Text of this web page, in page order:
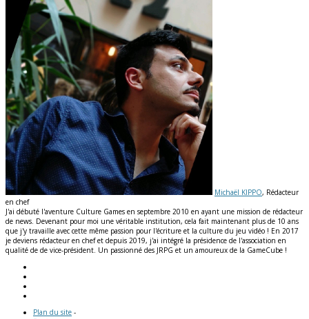
Michaël KIPPO, Rédacteur
en chef
J'ai débuté l'aventure Culture Games en septembre 2010 en ayant une mission de rédacteur
de news. Devenant pour moi une véritable institution, cela fait maintenant plus de 10 ans
que j'y travaille avec cette même passion pour l'écriture et la culture du jeu vidéo ! En 2017
je deviens rédacteur en chef et depuis 2019, j'ai intégré la présidence de l'association en
qualité de de vice-président. Un passionné des JRPG et un amoureux de la GameCube !
Plan du site -